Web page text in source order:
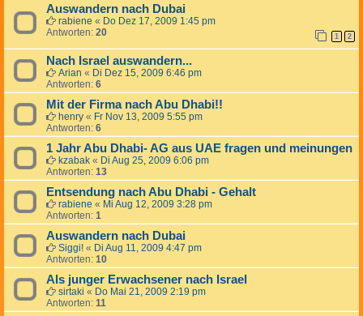
Auswandern nach Dubai
rabiene « Do Dez 17, 2009 1:45 pm
Antworten: 20 1 2
Nach Israel auswandern...
Arian « Di Dez 15, 2009 6:46 pm
Antworten: 6
Mit der Firma nach Abu Dhabi!!
henry « Fr Nov 13, 2009 5:55 pm
Antworten: 6
1 Jahr Abu Dhabi- AG aus UAE fragen und meinungen
kzabak « Di Aug 25, 2009 6:06 pm
Antworten: 13
Entsendung nach Abu Dhabi - Gehalt
rabiene « Mi Aug 12, 2009 3:28 pm
Antworten: 1
Auswandern nach Dubai
Siggi! « Di Aug 11, 2009 4:47 pm
Antworten: 10
Als junger Erwachsener nach Israel
sirtaki « Do Mai 21, 2009 2:19 pm
Antworten: 11